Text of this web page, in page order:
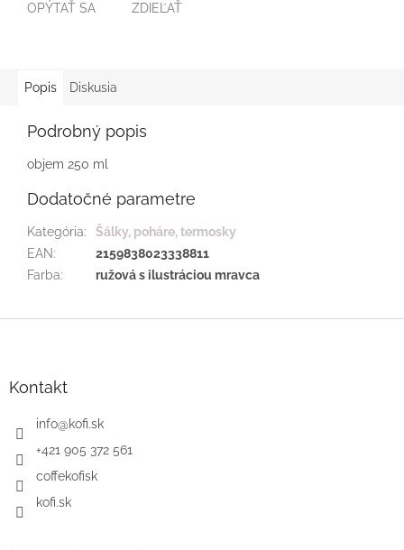
OPÝTAŤ SA ZDIEĽAŤ
Popis Diskusia
Podrobný popis
objem 250 ml
Dodatočné parametre
Kategória:
Šálky, poháre, termosky
EAN:
2159838023338811
Farba: ružová s ilustráciou mravca
Kontakt
info@kofi.sk
+421 905 372 561
coffekofisk
kofi.sk